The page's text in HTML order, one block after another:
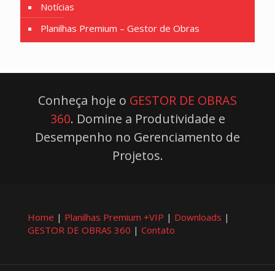
Notícias
Planilhas Premium – Gestor de Obras
Conheça hoje o GESTOR DE OBRAS
360. Domine a Produtividade e
Desempenho no Gerenciamento de
Projetos.
Home | Planilhas Premium +VIP | Downloads |
GESTOR DE OBRAS 360 | Contato